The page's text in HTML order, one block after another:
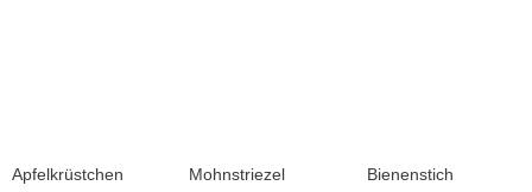
Apfelkrüstchen Mohnstriezel Bienenstich